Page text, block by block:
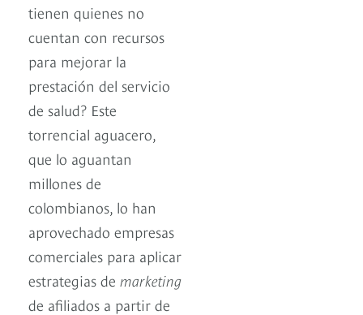
tienen quienes no
cuentan con recursos
para mejorar la
prestación del servicio
de salud? Este
torrencial aguacero,
que lo aguantan
millones de
colombianos, lo han
aprovechado empresas
comerciales para aplicar
estrategias de marketing
de afiliados a partir de